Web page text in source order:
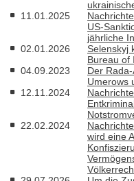
11.01.2025
US-
jährliche
02.01.2026
Selenskyj
Bureau of
04.09.2023
Der
Umerows
12.11.2024
22.02.2024
wird eine